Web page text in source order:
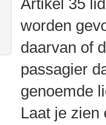
Artikel 35
worden
daarvan of
passagier
genoemde
Laat je zien